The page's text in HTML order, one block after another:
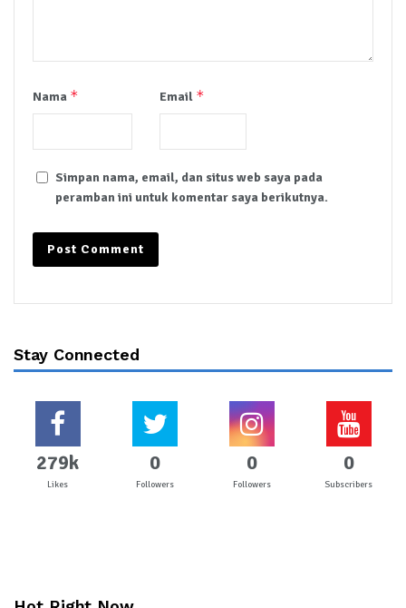
Nama * Email *
Simpan nama, email, dan situs web saya pada
peramban ini untuk komentar saya berikutnya.
Stay Connected
279k
Likes
0
Followers
0
Followers
0
Subscribers